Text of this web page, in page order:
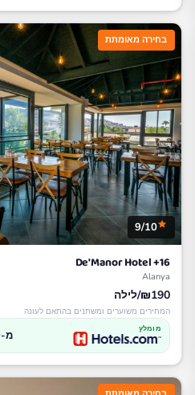
בחירה מאומתת
9/10
De'Manor Hotel +16
Alanya
₪190/לילה
המחירים משוערים ומשתנים בהתאם לעונה
מומלץ מ-₪190